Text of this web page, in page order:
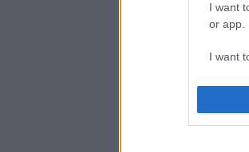
I want
or app.
I want
I want